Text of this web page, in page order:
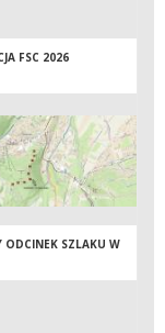
FSC 2026
ODCINEK SZLAKU W